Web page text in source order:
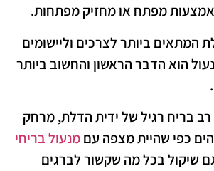
מפתח או מחזיק מפתחות.
המתאים ביותר לצרכים וליישומים
הוא הדבר הראשון והחשוב ביותר
בריח רגיל של ידית הדלת, מרחק
כפי שהיית מצפה עםמנעול בריחי
שיקול בכל מה שקשור לברגים